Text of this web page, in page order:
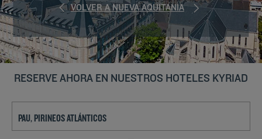
VOLVER A NUEVA AQUITANIA
RESERVE AHORA EN NUESTROS HOTELES KYRIAD